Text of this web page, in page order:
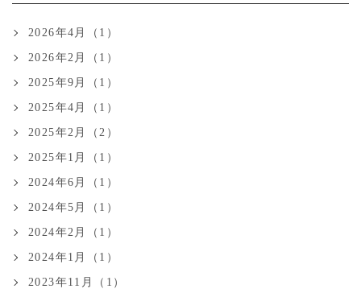
2026年4月（1）
2026年2月（1）
2025年9月（1）
2025年4月（1）
2025年2月（2）
2025年1月（1）
2024年6月（1）
2024年5月（1）
2024年2月（1）
2024年1月（1）
2023年11月（1）